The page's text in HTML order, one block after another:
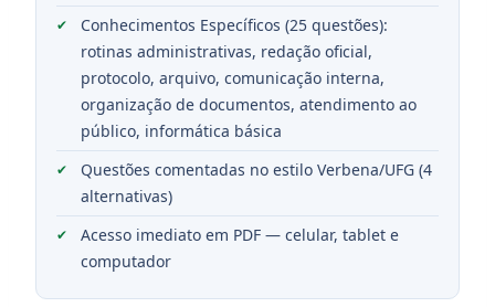
Conhecimentos Específicos (25 questões):
rotinas administrativas, redação oficial,
protocolo, arquivo, comunicação interna,
organização de documentos, atendimento ao
público, informática básica
Questões comentadas no estilo Verbena/UFG (4
alternativas)
Acesso imediato em PDF — celular, tablet e
computador